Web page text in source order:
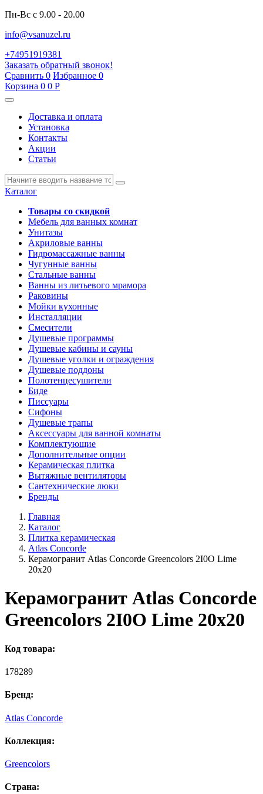
Пн-Вс с 9.00 - 20.00
info@vsanuzel.ru
+74951919381
Заказать обратный звонок!
Сравнить 0 Избранное 0
Корзина 0 0 Р
Доставка и оплата
Установка
Контакты
Акции
Статьи
Каталог
Товары со скидкой
Мебель для ванных комнат
Унитазы
Акриловые ванны
Гидромассажные ванны
Чугунные ванны
Стальные ванны
Ванны из литьевого мрамора
Раковины
Мойки кухонные
Инсталляции
Смесители
Душевые программы
Душевые кабины и сауны
Душевые уголки и ограждения
Душевые поддоны
Полотенцесушители
Биде
Писсуары
Сифоны
Душевые трапы
Аксессуары для ванной комнаты
Комплектующие
Дополнительные опции
Керамическая плитка
Вытяжные вентиляторы
Сантехнические люки
Бренды
Главная
Каталог
Плитка керамическая
Atlas Concorde
Керамогранит Atlas Concorde Greencolors 2I0O Lime
20x20
Керамогранит Atlas Concorde
Greencolors 2I0O Lime 20x20
Код товара:
178289
Бренд:
Atlas Concorde
Коллекция:
Greencolors
Страна: